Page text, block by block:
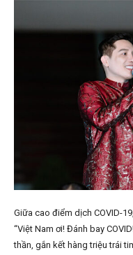
Giữa cao điểm dịch COVID-
“Việt Nam ơi! Đánh bay
thần, gắn kết hàng triệu trái